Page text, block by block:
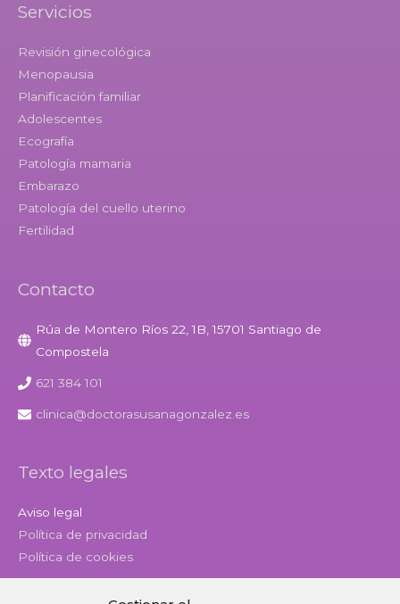
Servicios
Revisión ginecológica
Menopausia
Planificación familiar
Adolescentes
Ecografía
Patología mamaria
Embarazo
Patología del cuello uterino
Fertilidad
Contacto
Rúa de Montero Ríos 22, 1B, 15701 Santiago de
Compostela
621 384 101
clinica@doctorasusanagonzalez.es
Texto legales
Aviso legal
Política de privacidad
Política de cookies